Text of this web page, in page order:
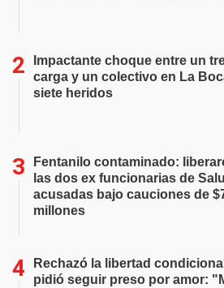
Impactante choque entre un
carga y un colectivo en La
siete heridos
Fentanilo contaminado:
las dos ex funcionarias de
acusadas bajo cauciones de
millones
Rechazó la libertad
pidió seguir preso por amor: